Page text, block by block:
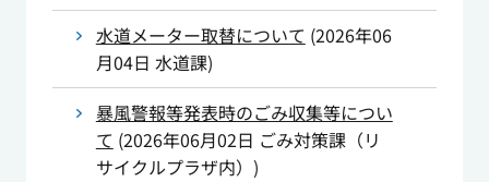
水道メーター取替について (2026年06
月04日 水道課)
暴風警報等発表時のごみ収集等につい
て (2026年06月02日 ごみ対策課（リ
サイクルプラザ内） )